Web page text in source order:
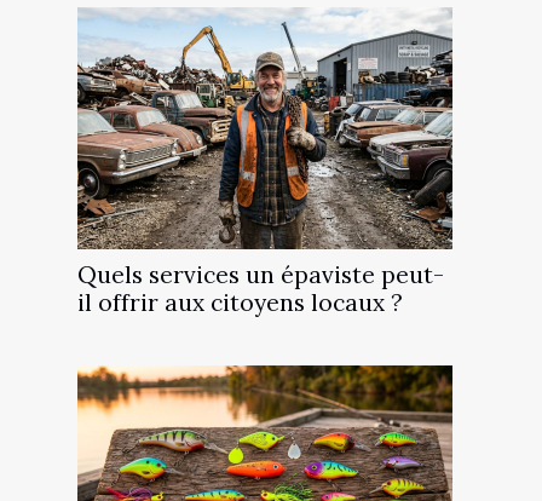
Quels services un épaviste peut-
il offrir aux citoyens locaux ?